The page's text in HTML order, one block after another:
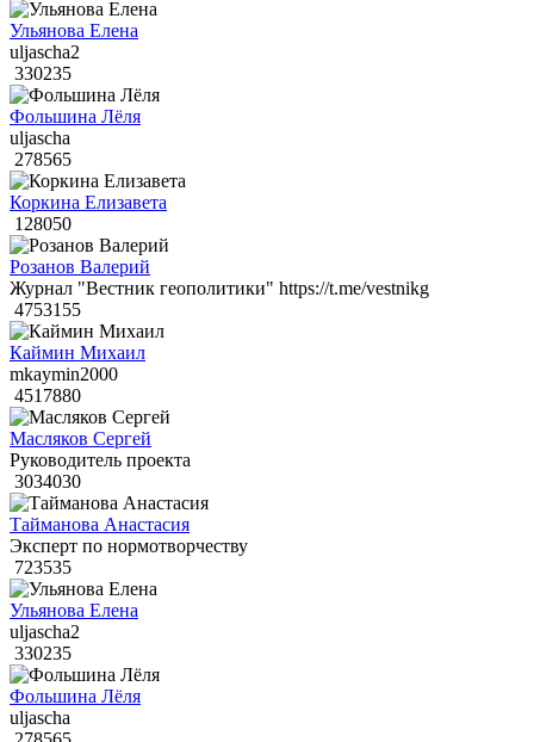
Ульянова Елена
uljascha2
330235
Фольшина Лёля
uljascha
278565
Коркина Елизавета
128050
Розанов Валерий
Журнал "Вестник геополитики" https://t.me/vestnikg
4753155
Каймин Михаил
mkaymin2000
4517880
Масляков Сергей
Руководитель проекта
3034030
Тайманова Анастасия
Эксперт по нормотворчеству
723535
Ульянова Елена
uljascha2
330235
Фольшина Лёля
uljascha